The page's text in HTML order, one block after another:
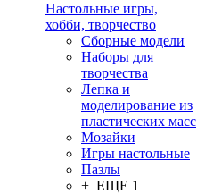
Настольные игры,
хобби, творчество
Сборные модели
Наборы для
творчества
Лепка и
моделирование из
пластических масс
Мозайки
Игры настольные
Пазлы
+ ЕЩЕ 1